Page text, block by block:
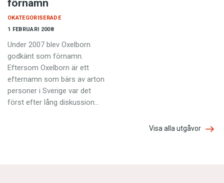
förnamn
1 FEBRUARI 2008
OKATEGORISERADE
Under 2007 blev Oxelborn
godkänt som förnamn.
Eftersom Oxelborn är ett
efternamn som bärs av arton
personer i Sverige var det
först efter lång diskussion…
Visa alla utgåvor